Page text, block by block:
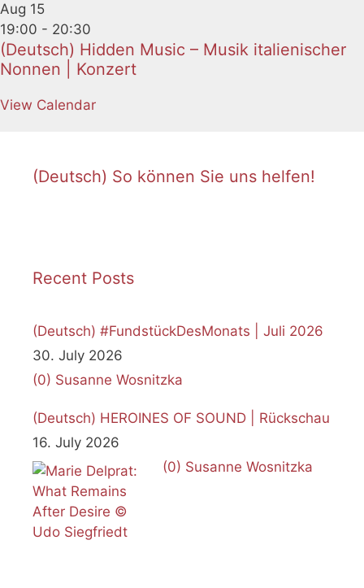
Aug 15
19:00 - 20:30
(Deutsch) Hidden Music – Musik italienischer
Nonnen | Konzert
View Calendar
(Deutsch) So können Sie uns helfen!
Recent Posts
(Deutsch) #FundstückDesMonats | Juli 2026
30. July 2026
(0) Susanne Wosnitzka
(Deutsch) HEROINES OF SOUND | Rückschau
16. July 2026
(0) Susanne Wosnitzka